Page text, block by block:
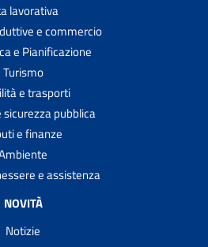
lavorativa
e commercio
e Pianificazione
Turismo
e trasporti
sicurezza pubblica
e finanze
e assistenza
NOVITÀ
Notizie